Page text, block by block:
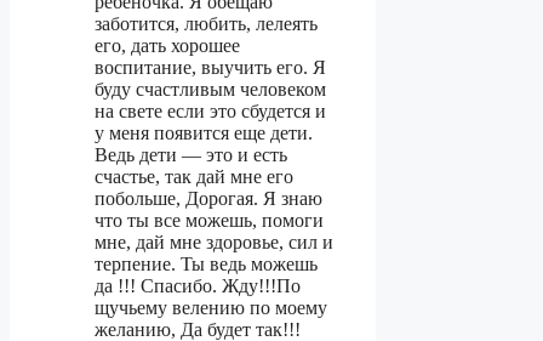
заботится, любить, лелеять
его, дать хорошее
воспитание, выучить его. Я
буду счастливым человеком
на свете если это сбудется и
у меня появится еще дети.
Ведь дети — это и есть
счастье, так дай мне его
побольше, Дорогая. Я знаю
что ты все можешь, помоги
мне, дай мне здоровье, сил и
терпение. Ты ведь можешь
да !!! Спасибо. Жду!!!По
щучьему велению по моему
желанию, Да будет так!!!